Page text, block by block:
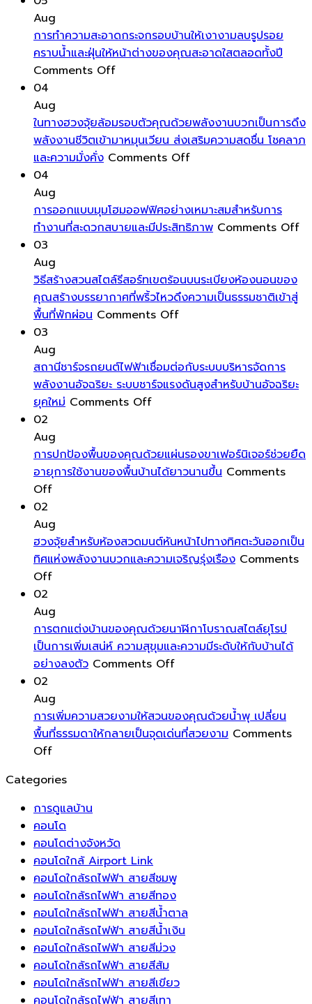
พาส
ซีฟ
ก่อสร้าง
อาคาร
ใช้
พลังงาน
พิเศษ
Aug
การทำความสะอาดกระจกรอบบ้านให้เงางามลบรูปรอย
คราบน้ำและฝุ่นให้หน้าต่างของคุณสะอาดใสตลอดทั้งปี
Comments Offon
สะอาด
กระจก
รอบ
เงา
งาม
รอย
คราบ
น้ำ
ให้
หน้าต่าง
ของ
ใส
ตลอด
04
Aug
ในทางฮวงจุ้ยล้อมรอบตัวคุณด้วยพลังงานบวกเป็นการดึง
พลังงานชีวิตเข้ามาหมุนเวียน ส่งเสริมความสดชื่น โชคลาภ
และความมั่งคั่ง Comments Offon
ฮ
วง
รอบ
ตัว
บวก
เป็นการ
เข้า
มา
ความ
สดชื่น
ความ
มั่งคั่ง
04
Aug
การออกแบบมุมโฮมออฟฟิศอย่างเหมาะสมสำหรับการ
ทำงานที่สะดวกสบายและมีประสิทธิภาพ Comments Offon
ส
03
Aug
วิธีสร้างสวนสไตล์รีสอร์ทเขตร้อนบนระเบียงห้องนอนของ
คุณสร้างบรรยากาศที่พริ้วไหวดึงความเป็นธรรมชาติเข้าสู่
พื้นที่พักผ่อน Comments Offon
สวน
สไตล์
บน
ระเบียง
คุณ
สร้าง
ไหว
ดึง
เข้า
สู่
03
Aug
สถานีชาร์จรถยนต์ไฟฟ้าเชื่อมต่อกับระบบบริหารจัดการ
พลังงานอัจฉริยะ ระบบชาร์จแรงดันสูงสำหรับบ้านอัจฉริยะ
ยุคใหม่ Comments Offon
รถยนต์
ไฟฟ้า
ระบบ
บริหาร
ระบบ
ชาร์จ
แรง
สำหรับ
บ้าน
02
Aug
การปกป้องพื้นของคุณด้วยแผ่นรองขาเฟอร์นิเจอร์ช่วยยืด
อายุการใช้งานของพื้นบ้านได้ยาวนานขึ้น Comments
Offon
ปกป้อง
พื้น
ของ
คุณ
แผ่น
รอง
ขา
เฟอร์นิเจอร์
ยืด
อายุ
การ
ใช้
ของ
พื้น
บ้าน
ได้
ยาวนาน
ขึ้น
02
Aug
ฮวงจุ้ยสำหรับห้องสวดมนต์หันหน้าไปทางทิศตะวันออกเป็น
ทิศแห่งพลังงานบวกและความเจริญรุ่งเรือง Comments
Offon
วง
จุ้ย
สำหรับ
ห้อง
มนต์
หัน
หน้า
ไป
ทิศ
ตะวัน
ออก
เป็น
ทิศ
แห่ง
พลังงาน
บวก
และ
ความ
เจริญ
รุ่งเรือง
02
Aug
การตกแต่งบ้านของคุณด้วยนาฬิกาโบราณสไตล์ยุโรป
เป็นการเพิ่มเสน่ห์ ความสุขุมและความมีระดับให้กับบ้านได้
อย่างลงตัว Comments Offon
บ้าน
ของ
เพิ่ม
เสน่ห์
ความ
สุขุม
และ
มี
02
Aug
การเพิ่มความสวยงามให้สวนของคุณด้วยน้ำพุ เปลี่ยน
พื้นที่ธรรมดาให้กลายเป็นจุดเด่นที่สวยงาม Comments
Offon
เพิ่ม
ความ
สวยงาม
ให้
สวน
ของ
คุณ
ด้วย
น้ำพุ
เปลี่ยน
พื้นที่
ธรรมดา
ให้
Categories
การดูแลบ้าน
คอนโด
คอนโดต่างจังหวัด
คอนโดใกล้ Airport Link
คอนโดใกล้รถไฟฟ้า สายสีชมพู
คอนโดใกล้รถไฟฟ้า สายสีทอง
คอนโดใกล้รถไฟฟ้า สายสีน้ำตาล
คอนโดใกล้รถไฟฟ้า สายสีน้ำเงิน
คอนโดใกล้รถไฟฟ้า สายสีม่วง
คอนโดใกล้รถไฟฟ้า สายสีส้ม
คอนโดใกล้รถไฟฟ้า สายสีเขียว
คอนโดใกล้รถไฟฟ้า สายสีเทา